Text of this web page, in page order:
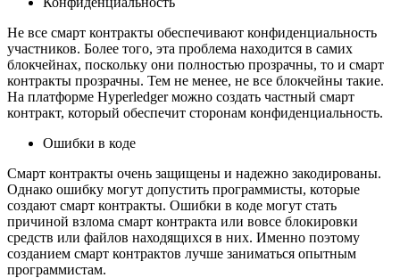
Не все смарт контракты обеспечивают конфиденциальность
участников. Более того, эта проблема находится в самих
блокчейнах, поскольку они полностью прозрачны, то и смарт
контракты прозрачны. Тем не менее, не все блокчейны такие.
На платформе Hyperledger можно создать частный смарт
контракт, который обеспечит сторонам конфиденциальность.
Ошибки в коде
Смарт контракты очень защищены и надежно закодированы.
Однако ошибку могут допустить программисты, которые
создают смарт контракты. Ошибки в коде могут стать
причиной взлома смарт контракта или вовсе блокировки
средств или файлов находящихся в них. Именно поэтому
созданием смарт контрактов лучше заниматься опытным
программистам.